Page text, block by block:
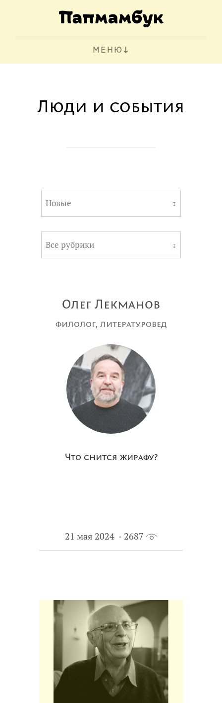
МЕНЮ
Люди и события
Новые ↧
Все рубрики ↧
Олег Лекманов
филолог, литературовед
Что снится жирафу?
21 мая 2024 2687